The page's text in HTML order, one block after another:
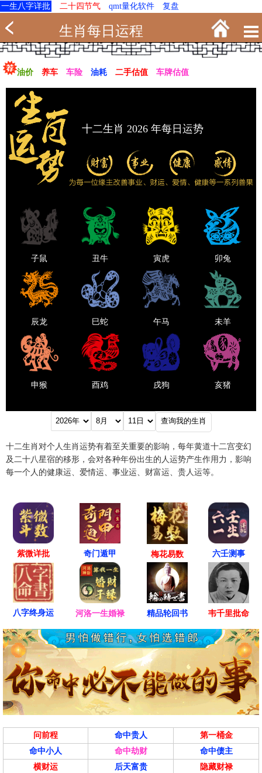
一生八字详批 二十四节气 qmt量化软件 复盘
生肖每日运程
油价 养车 车险 油耗 二手估值 车牌估值
十二生肖 2026 年每日运势
子鼠 丑牛 寅虎 卯兔
辰龙 巳蛇 午马 未羊
申猴 酉鸡 戌狗 亥猪
十二生肖对个人生肖运势有着至关重要的影响，每年黄道十二宫变幻
及二十八星宿的移形，会对各种年份出生的人运势产生作用力，影响
每一个人的健康运、爱情运、事业运、财富运、贵人运等。
紫微详批 奇门遁甲 梅花易数 六壬测事
八字终身运 河洛一生婚禄 精品轮回书 韦千里批命
问前程 命中贵人
第一桶金
命中小人
命中劫财
命中债主
横财运
后天富贵
隐藏财禄